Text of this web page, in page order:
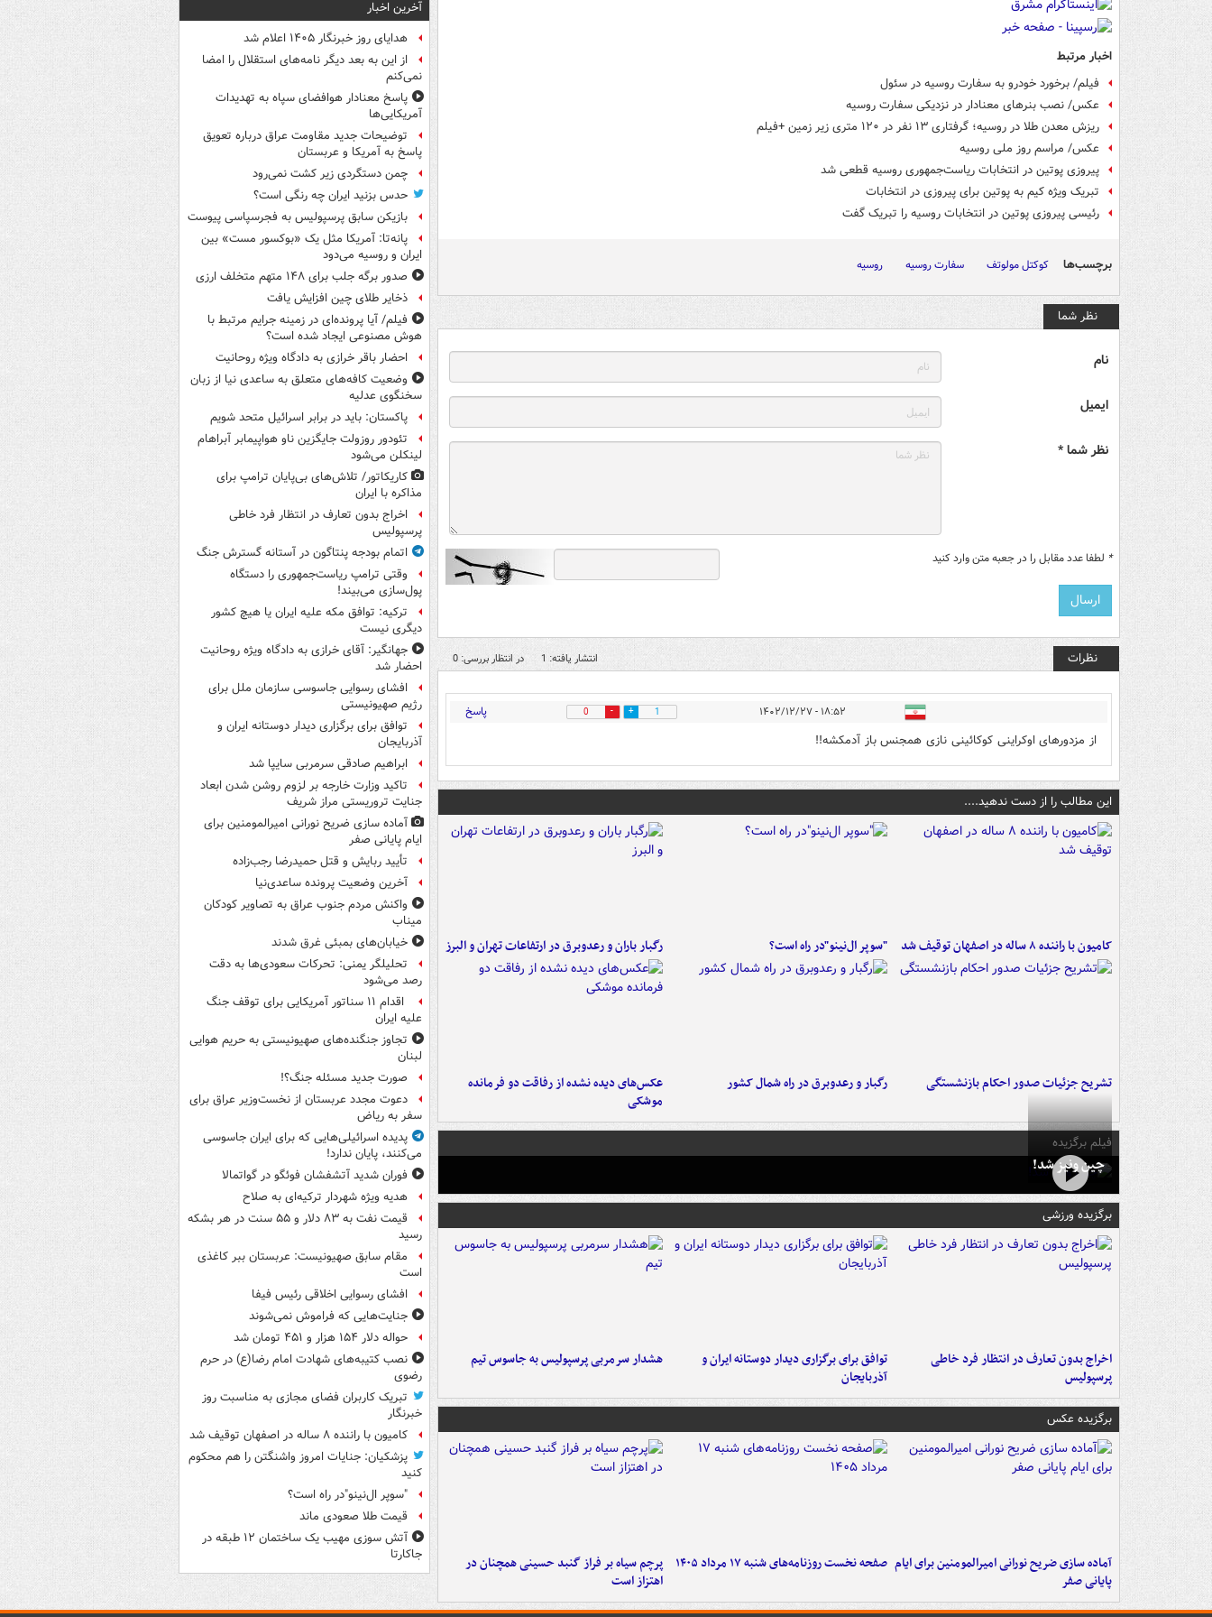
اخبار مرتبط
فیلم/ برخورد خودرو به سفارت روسیه در سئول
عکس/ نصب بنرهای معنادار در نزدیکی سفارت روسیه
ریزش معدن طلا در روسیه؛ گرفتاری ۱۳ نفر در ۱۲۰ متری زیر زمین +فیلم
عکس/ مراسم روز ملی روسیه
پیروزی پوتین در انتخابات ریاست‌جمهوری روسیه قطعی شد
تبریک ویژه کیم به پوتین برای پیروزی در انتخابات
رئیسی پیروزی پوتین در انتخابات روسیه را تبریک گفت
برچسب‌ها کوکتل مولوتف سفارت روسیه روسیه
نظر شما
نام
ایمیل
نظر شما *
* لطفا عدد مقابل را در جعبه متن وارد کنید
نظرات انتشار یافته: 1 در انتظار بررسی: 0
۱۸:۵۲ - ۱۴۰۲/۱۲/۲۷ 1
0 پاسخ
از مزدورهای اوکراینی کوکائینی نازی همجنس باز آدمکشه!!
این مطالب را از دست ندهید....
کامیون با راننده ۸ ساله در اصفهان توقیف شد "سوپر ال‌نینو"در راه است؟ رگبار باران و رعدوبرق در ارتفاعات تهران و البرز
تشریح جزئیات صدور احکام بازنشستگی رگبار و رعدوبرق در راه شمال کشور
عکس‌های دیده نشده از رفاقت دو فرمانده‌
موشکی
فیلم برگزیده
چین ونیز شد!
برگزیده ورزشی
اخراج بدون تعارف در انتظار فرد خاطی
پرسپولیس
توافق برای برگزاری دیدار دوستانه ایران و
آذربایجان
هشدار سرمربی پرسپولیس به جاسوس تیم
برگزیده عکس
آماده سازی ضریح نورانی امیرالمومنین برای ایام
پایانی صفر
صفحه نخست روزنامه‌های شنبه ۱۷ مرداد ۱۴۰۵
پرچم سیاه بر فراز گنبد حسینی همچنان در
اهتزاز است
آخرین اخبار
هدایای روز خبرنگار ۱۴۰۵ اعلام شد
از این به بعد دیگر نامه‌های استقلال را امضا
نمی‌کنم
پاسخ معنادار هوافضای سپاه به تهدیدات
آمریکایی‌ها
توضیحات جدید مقاومت عراق درباره تعویق
پاسخ به آمریکا و عربستان
چمن دستگردی زیر کشت نمی‌رود
حدس بزنید ایران چه رنگی است؟
بازیکن سابق پرسپولیس به فجرسپاسی پیوست
پانه‌تا: آمریکا مثل یک «بوکسور مست» بین
ایران و روسیه می‌دود
صدور برگه جلب برای ۱۴۸ متهم متخلف ارزی
ذخایر طلای چین افزایش یافت
فیلم/ آیا پرونده‌ای در زمینه جرایم مرتبط با
هوش مصنوعی ایجاد شده است؟
احضار باقر خرازی به دادگاه ویژه روحانیت
وضعیت کافه‌های متعلق به ساعدی نیا از زبان
سخنگوی عدلیه
پاکستان: باید در برابر اسرائیل متحد شویم
تئودور روزولت جایگزین ناو هواپیمابر آبراهام
لینکلن می‌شود
کاریکاتور/ تلاش‌های بی‌پایان ترامپ برای
مذاکره با ایران
اخراج بدون تعارف در انتظار فرد خاطی
پرسپولیس
اتمام بودجه پنتاگون در آستانه گسترش جنگ
وقتی ترامپ ریاست‌جمهوری را دستگاه
پول‌سازی می‌بیند!
ترکیه: توافق مکه علیه ایران یا هیچ کشور
دیگری نیست
جهانگیر: آقای خرازی به دادگاه ویژه روحانیت
احضار شد
افشای رسوایی جاسوسی سازمان ملل برای
رژیم صهیونیستی
توافق برای برگزاری دیدار دوستانه ایران و
آذربایجان
ابراهیم صادقی سرمربی سایپا شد
تاکید وزارت خارجه بر لزوم روشن شدن ابعاد
جنایت تروریستی مراز شریف
آماده سازی ضریح نورانی امیرالمومنین برای
ایام پایانی صفر
تأیید ربایش و قتل حمیدرضا رجب‌زاده
آخرین وضعیت پرونده ساعدی‌نیا
واکنش مردم جنوب عراق به تصاویر کودکان
میناب
خیابان‌های بمبئی غرق شدند
تحلیلگر یمنی: تحرکات سعودی‌ها به دقت
رصد می‌شود
اقدام ۱۱ سناتور آمریکایی برای توقف جنگ
علیه ایران
تجاوز جنگنده‌های صهیونیستی به حریم هوایی
لبنان
صورت جدید مسئله جنگ؟!
دعوت مجدد عربستان از نخست‌وزیر عراق برای
سفر به ریاض
پدیده اسرائیلی‌هایی که برای ایران جاسوسی
می‌کنند، پایان ندارد!
فوران شدید آتشفشان فوئگو در گواتمالا
هدیه ویژه شهردار ترکیه‌ای به صلاح
قیمت نفت به ۸۳ دلار و ۵۵ سنت در هر بشکه
رسید
مقام سابق صهیونیست: عربستان ببر کاغذی
است
افشای رسوایی اخلاقی رئیس فیفا
جنایت‌هایی که فراموش نمی‌شوند
حواله دلار ۱۵۴ هزار و ۴۵۱ تومان شد
نصب کتیبه‌های شهادت امام رضا(ع) در حرم
رضوی
تبریک کاربران فضای مجازی به مناسبت روز
خبرنگار
کامیون با راننده ۸ ساله در اصفهان توقیف شد
پزشکیان: جنایات امروز واشنگتن را هم محکوم
کنید
"سوپر ال‌نینو"در راه است؟
قیمت طلا صعودی ماند
آتش سوزی مهیب یک ساختمان ۱۲ طبقه در
جاکارتا